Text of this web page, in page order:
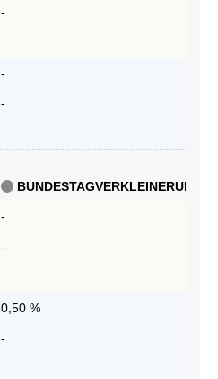
-
-
-
BUNDESTAGVERKLEINERUNG
-
-
0,50 %
-